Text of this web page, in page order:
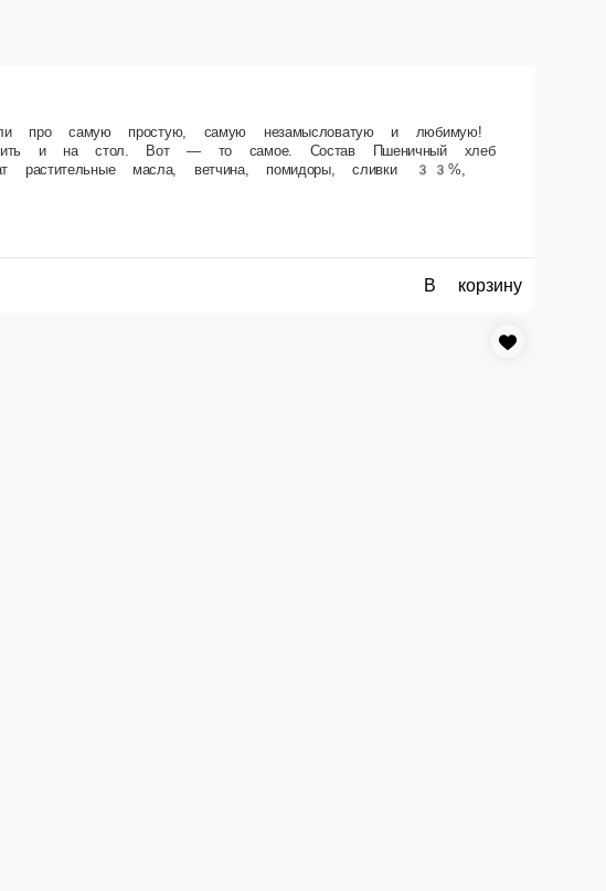
Суши, пиццы, онигири, том-ямы… Не то всё! Хлеб, сыр, ветчина да помидорки, всё
, содержат растительные масла, ветчина, помидоры, сливки 33%, укроп.